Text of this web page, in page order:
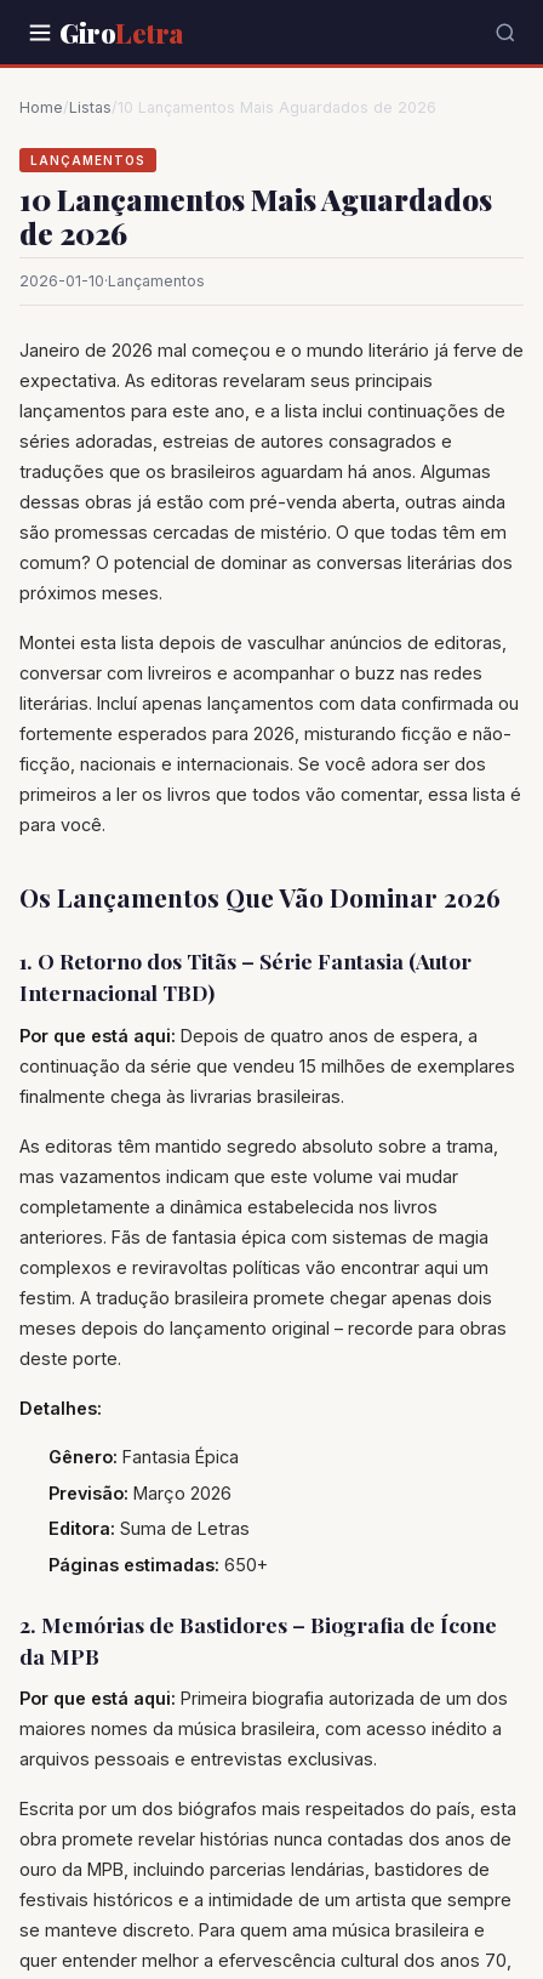
GiroLetra
Home/Listas/10 Lançamentos Mais Aguardados de 2026
LANÇAMENTOS
10 Lançamentos Mais Aguardados
de 2026
2026-01-10·Lançamentos
Janeiro de 2026 mal começou e o mundo literário já ferve de
expectativa. As editoras revelaram seus principais
lançamentos para este ano, e a lista inclui continuações de
séries adoradas, estreias de autores consagrados e
traduções que os brasileiros aguardam há anos. Algumas
dessas obras já estão com pré-venda aberta, outras ainda
são promessas cercadas de mistério. O que todas têm em
comum? O potencial de dominar as conversas literárias dos
próximos meses.
Montei esta lista depois de vasculhar anúncios de editoras,
conversar com livreiros e acompanhar o buzz nas redes
literárias. Incluí apenas lançamentos com data confirmada ou
fortemente esperados para 2026, misturando ficção e não-
ficção, nacionais e internacionais. Se você adora ser dos
primeiros a ler os livros que todos vão comentar, essa lista é
para você.
Os Lançamentos Que Vão Dominar 2026
1. O Retorno dos Titãs – Série Fantasia (Autor
Internacional TBD)
Por que está aqui: Depois de quatro anos de espera, a
continuação da série que vendeu 15 milhões de exemplares
finalmente chega às livrarias brasileiras.
As editoras têm mantido segredo absoluto sobre a trama,
mas vazamentos indicam que este volume vai mudar
completamente a dinâmica estabelecida nos livros
anteriores. Fãs de fantasia épica com sistemas de magia
complexos e reviravoltas políticas vão encontrar aqui um
festim. A tradução brasileira promete chegar apenas dois
meses depois do lançamento original – recorde para obras
deste porte.
Detalhes:
Gênero: Fantasia Épica
Previsão: Março 2026
Editora: Suma de Letras
Páginas estimadas: 650+
2. Memórias de Bastidores – Biografia de Ícone
da MPB
Por que está aqui: Primeira biografia autorizada de um dos
maiores nomes da música brasileira, com acesso inédito a
arquivos pessoais e entrevistas exclusivas.
Escrita por um dos biógrafos mais respeitados do país, esta
obra promete revelar histórias nunca contadas dos anos de
ouro da MPB, incluindo parcerias lendárias, bastidores de
festivais históricos e a intimidade de um artista que sempre
se manteve discreto. Para quem ama música brasileira e
quer entender melhor a efervescência cultural dos anos 70,